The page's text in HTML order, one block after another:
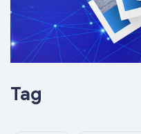
Tag